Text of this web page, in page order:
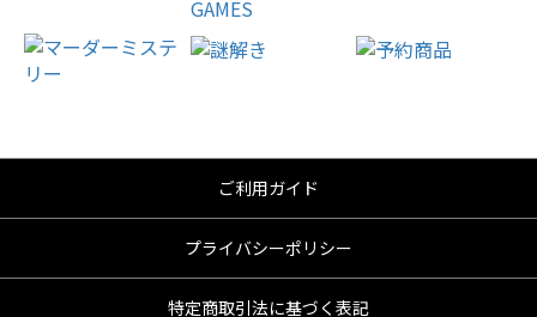
ご利用ガイド
プライバシーポリシー
特定商取引法に基づく表記